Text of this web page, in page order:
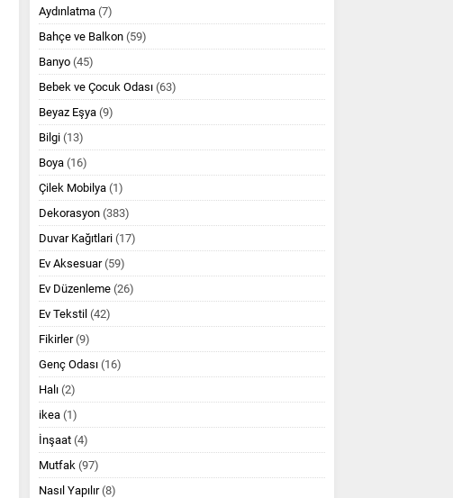
Aydınlatma (7)
Bahçe ve Balkon (59)
Banyo (45)
Bebek ve Çocuk Odası (63)
Beyaz Eşya (9)
Bilgi (13)
Boya (16)
Çilek Mobilya (1)
Dekorasyon (383)
Duvar Kağıtlari (17)
Ev Aksesuar(59)
Ev Düzenleme (26)
Ev Tekstil (42)
Fikirler(9)
Genç Odası (16)
Halı (2)
ikea (1)
İnşaat (4)
Mutfak (97)
Nasıl Yapılır(8)